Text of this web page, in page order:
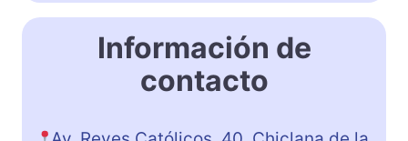
Información de
contacto